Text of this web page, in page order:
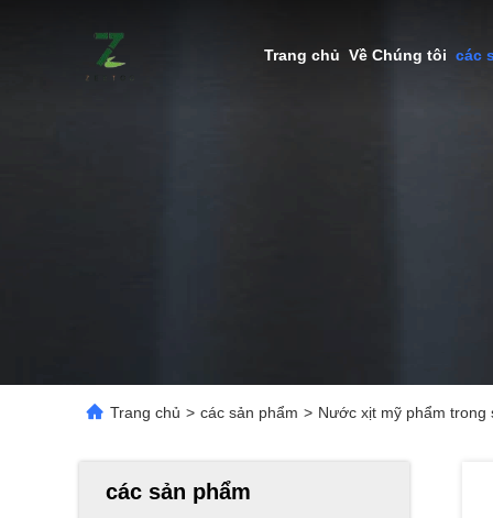
Trang chủ Về Chúng tôi các
Trang chủ > các sản phẩm > Nước xịt mỹ phẩm trong
các sản phẩm